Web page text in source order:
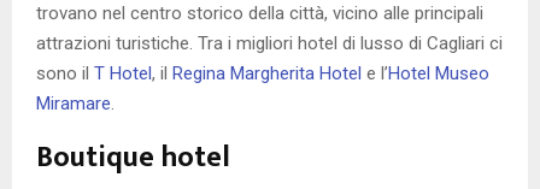
trovano nel centro storico della città, vicino alle principali
attrazioni turistiche. Tra i migliori hotel di lusso di Cagliari ci
sono il T Hotel, il Regina Margherita Hotel e l’Hotel Museo
Miramare
Boutique hotel